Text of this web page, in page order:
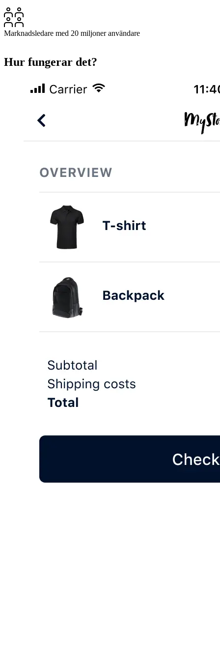
Marknadsledare med 20 miljoner användare
Hur fungerar det?